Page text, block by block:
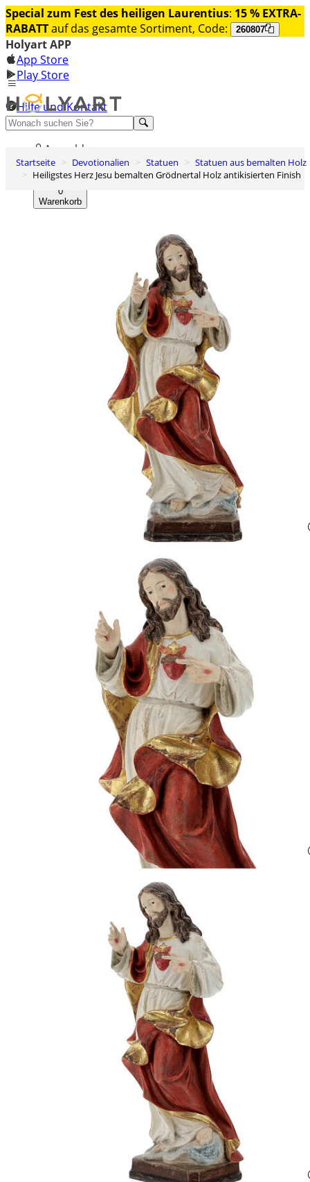
Special zum Fest des heiligen Laurentius: 15 % EXTRA-
RABATTauf das gesamte Sortiment, Code: 260807
Holyart APP
App Store
Play Store
Hilfe und Kontakt
Entdecken Sie Premium
Anmelden
Wunschliste
0
Warenkorb
Startseite Devotionalien Statuen
Statuen aus bemalten Holz
Heiligstes Herz Jesu bemalten Grödnertal Holz antikisierten Finish